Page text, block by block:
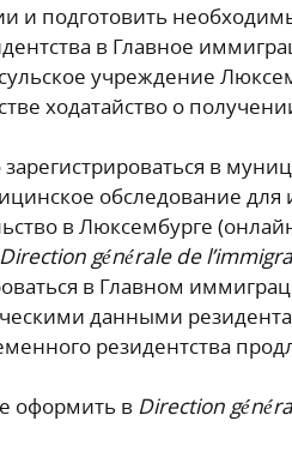
и подготовить
в Главное
учреждение
ходатайство о
в
обследование для
в Люксембурге
Direction générale de
в Главном
данными
резидентства
оформить в Direction